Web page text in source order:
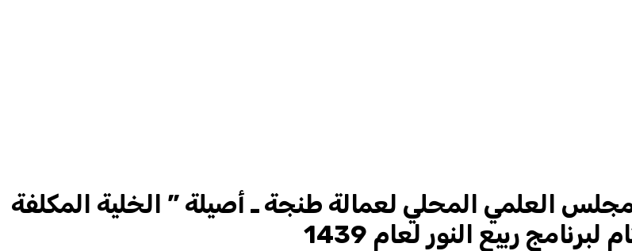
العلمي المحلي لعمالة طنجة ـ أصيلة ” الخلية المكلفة
ربيع النور لعام 1439